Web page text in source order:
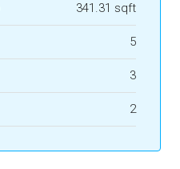
341.31 sqft
5
3
2